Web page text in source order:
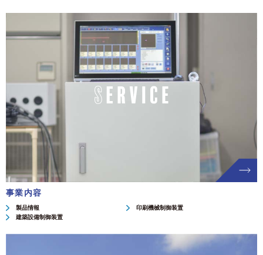
事業内容
製品情報
印刷機械制御装置
建築設備制御装置